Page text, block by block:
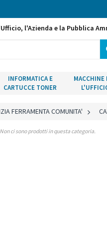
l'Azienda e la Pubblica
INFORMATICA E
CARTUCCE TONER
MACCHINE
FERRAMENTA COMUNITA' >
Non ci sono prodotti in questa categoria.